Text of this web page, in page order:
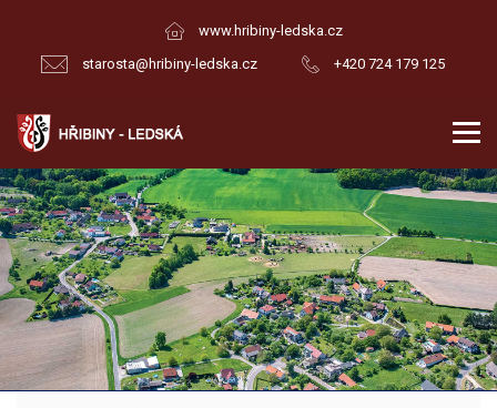
www.hribiny-ledska.cz
starosta@hribiny-ledska.cz
+420 724 179 125